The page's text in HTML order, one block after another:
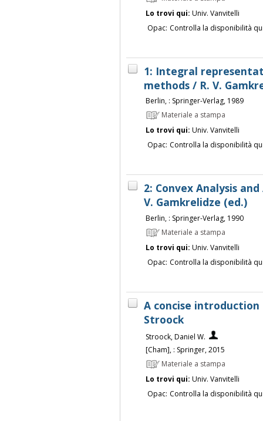
Lo trovi qui: Univ. Vanvitelli
Opac: Controlla la disponibilità
1: Integral
methods / R. V.
Berlin, : Springer-Verlag, 1989
Materiale a stampa
Lo trovi qui: Univ. Vanvitelli
Opac: Controlla la disponibilità
2: Convex Analysis
V. Gamkrelidze (ed.)
Berlin, : Springer-Verlag, 1990
Materiale a stampa
Lo trovi qui: Univ. Vanvitelli
Opac: Controlla la disponibilità
A concise introduction
Stroock
Stroock, Daniel W.
[Cham], : Springer, 2015
Materiale a stampa
Lo trovi qui: Univ. Vanvitelli
Opac: Controlla la disponibilità